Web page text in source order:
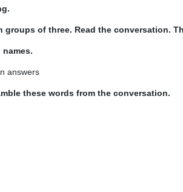
groups of three. Read the conversation.
answers
these words from the conversation.